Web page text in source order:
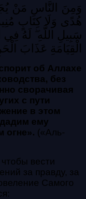
وَمِنَ النَّاسِ مَنْ
هُدًى وَلَا كِتَابٍ
سَبِيلِ اللَّهِ ۖ لَهُ فِي
الْقِيَامَةِ عَذَابَ
об Аллахе
без
сворачивая
с пути
в этом
ему
огне». («Аль-
вести
за правду, за
Самого